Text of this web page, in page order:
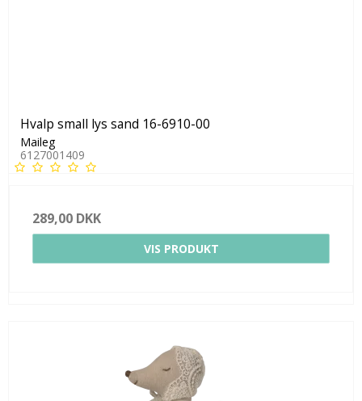
Hvalp small lys sand 16-6910-00
Maileg
6127001409
289,00 DKK
VIS PRODUKT